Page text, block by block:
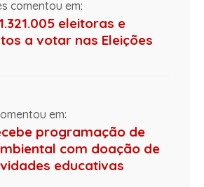
comentou em:
eleitoras e
a votar nas Eleições
em:
programação de
com doação de
educativas